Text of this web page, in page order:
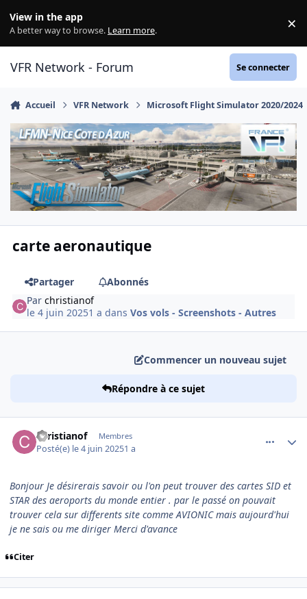
View in the app
A better way to browse. Learn more. ×
VFR Network - Forum Se connecter
Accueil VFR Network Microsoft Flight Simulator 2020/2024
carte aeronautique
Partager
Abonnés
Parchristianof
le 4 juin 20251 a dansVos vols - Screenshots - Autres
Commencer un nouveau sujet
Répondre à ce sujet
christianof Membres
Posté(e) le 4 juin 20251 a
Bonjour Je désirerais savoir ou l'on peut trouver des cartes SID et
STAR des aeroports du monde entier . par le passé on pouvait
trouver cela sur differents site comme AVIONIC mais aujourd'hui
je ne sais ou me diriger Merci d'avance
Citer